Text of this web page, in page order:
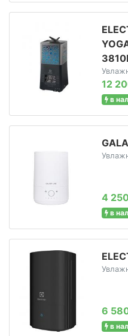
12
в
4 250
в
6
в